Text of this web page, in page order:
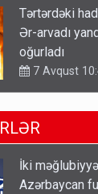
Əhaliyə hava
7 Avqust
Gedişi var,
Tbilisi-Bakı
7 Avqust
İki
Azərbaycan